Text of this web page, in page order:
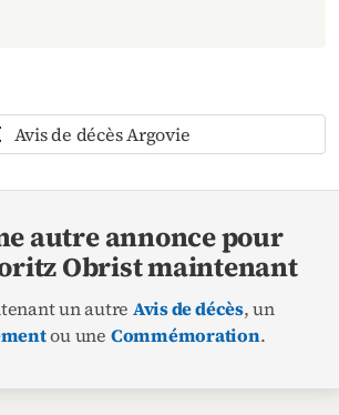
Avis de décès Argovie
autre annonce pour
Obrist maintenant
un autre Avis de décès, un
ou une Commémoration.